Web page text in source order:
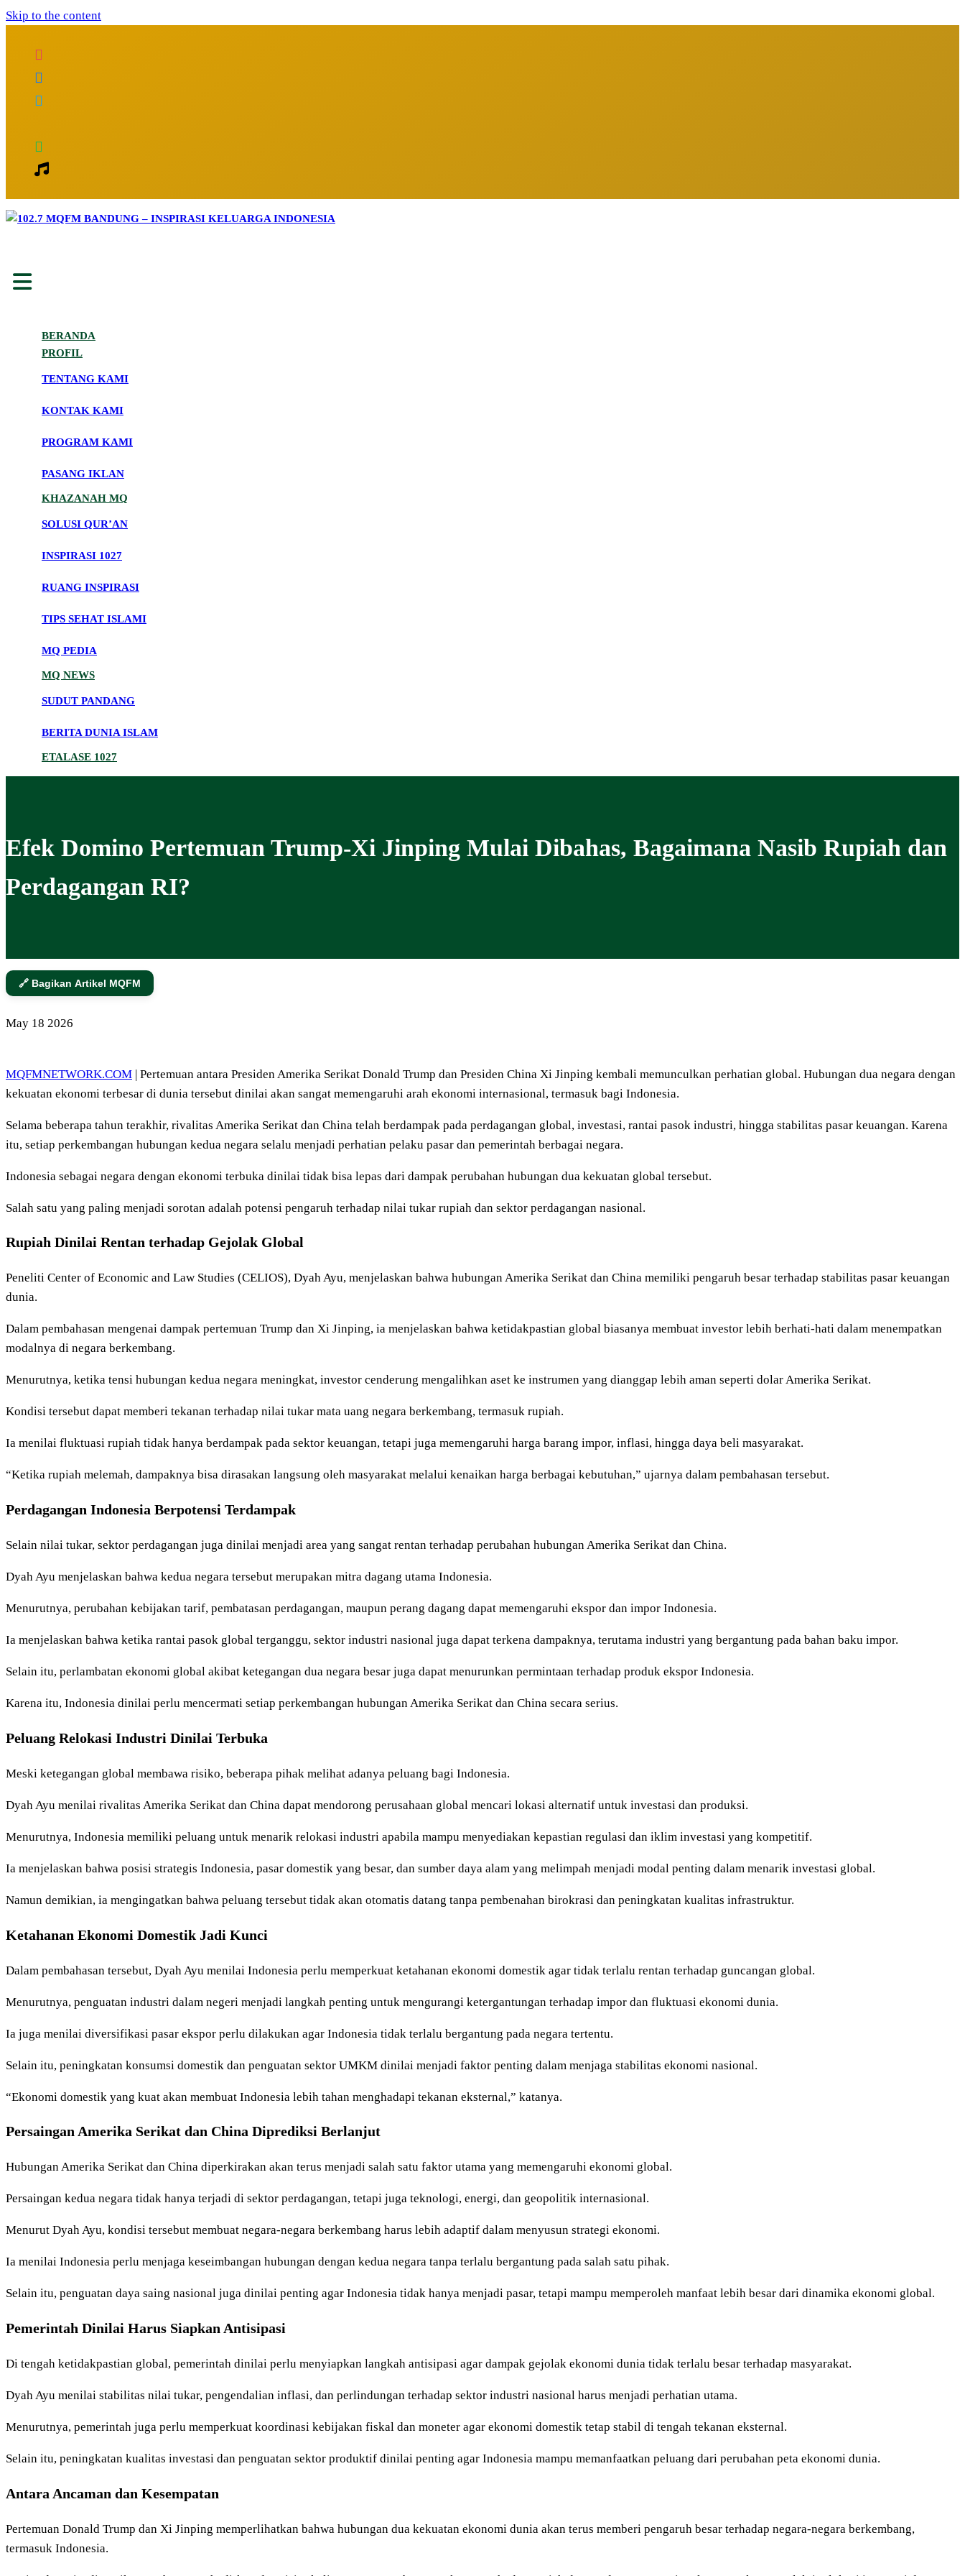
Skip to the content
BERANDA
PROFIL
TENTANG KAMI
KONTAK KAMI
PROGRAM KAMI
PASANG IKLAN
KHAZANAH MQ
SOLUSI QUR’AN
INSPIRASI 1027
RUANG INSPIRASI
TIPS SEHAT ISLAMI
MQ PEDIA
MQ NEWS
SUDUT PANDANG
BERITA DUNIA ISLAM
ETALASE 1027
Efek Domino Pertemuan Trump-Xi Jinping Mulai Dibahas, Bagaimana Nasib Rupiah dan
Perdagangan RI?
🔗 Bagikan Artikel MQFM
May 18 2026
MQFMNETWORK.COM | Pertemuan antara Presiden Amerika Serikat Donald Trump dan Presiden China Xi Jinping kembali memunculkan perhatian global. Hubungan dua negara dengan
kekuatan ekonomi terbesar di dunia tersebut dinilai akan sangat memengaruhi arah ekonomi internasional, termasuk bagi Indonesia.
Selama beberapa tahun terakhir, rivalitas Amerika Serikat dan China telah berdampak pada perdagangan global, investasi, rantai pasok industri, hingga stabilitas pasar keuangan. Karena
itu, setiap perkembangan hubungan kedua negara selalu menjadi perhatian pelaku pasar dan pemerintah berbagai negara.
Indonesia sebagai negara dengan ekonomi terbuka dinilai tidak bisa lepas dari dampak perubahan hubungan dua kekuatan global tersebut.
Salah satu yang paling menjadi sorotan adalah potensi pengaruh terhadap nilai tukar rupiah dan sektor perdagangan nasional.
Rupiah Dinilai Rentan terhadap Gejolak Global
Peneliti Center of Economic and Law Studies (CELIOS), Dyah Ayu, menjelaskan bahwa hubungan Amerika Serikat dan China memiliki pengaruh besar terhadap stabilitas pasar keuangan
dunia.
Dalam pembahasan mengenai dampak pertemuan Trump dan Xi Jinping, ia menjelaskan bahwa ketidakpastian global biasanya membuat investor lebih berhati-hati dalam menempatkan
modalnya di negara berkembang.
Menurutnya, ketika tensi hubungan kedua negara meningkat, investor cenderung mengalihkan aset ke instrumen yang dianggap lebih aman seperti dolar Amerika Serikat.
Kondisi tersebut dapat memberi tekanan terhadap nilai tukar mata uang negara berkembang, termasuk rupiah.
Ia menilai fluktuasi rupiah tidak hanya berdampak pada sektor keuangan, tetapi juga memengaruhi harga barang impor, inflasi, hingga daya beli masyarakat.
“Ketika rupiah melemah, dampaknya bisa dirasakan langsung oleh masyarakat melalui kenaikan harga berbagai kebutuhan,” ujarnya dalam pembahasan tersebut.
Perdagangan Indonesia Berpotensi Terdampak
Selain nilai tukar, sektor perdagangan juga dinilai menjadi area yang sangat rentan terhadap perubahan hubungan Amerika Serikat dan China.
Dyah Ayu menjelaskan bahwa kedua negara tersebut merupakan mitra dagang utama Indonesia.
Menurutnya, perubahan kebijakan tarif, pembatasan perdagangan, maupun perang dagang dapat memengaruhi ekspor dan impor Indonesia.
Ia menjelaskan bahwa ketika rantai pasok global terganggu, sektor industri nasional juga dapat terkena dampaknya, terutama industri yang bergantung pada bahan baku impor.
Selain itu, perlambatan ekonomi global akibat ketegangan dua negara besar juga dapat menurunkan permintaan terhadap produk ekspor Indonesia.
Karena itu, Indonesia dinilai perlu mencermati setiap perkembangan hubungan Amerika Serikat dan China secara serius.
Peluang Relokasi Industri Dinilai Terbuka
Meski ketegangan global membawa risiko, beberapa pihak melihat adanya peluang bagi Indonesia.
Dyah Ayu menilai rivalitas Amerika Serikat dan China dapat mendorong perusahaan global mencari lokasi alternatif untuk investasi dan produksi.
Menurutnya, Indonesia memiliki peluang untuk menarik relokasi industri apabila mampu menyediakan kepastian regulasi dan iklim investasi yang kompetitif.
Ia menjelaskan bahwa posisi strategis Indonesia, pasar domestik yang besar, dan sumber daya alam yang melimpah menjadi modal penting dalam menarik investasi global.
Namun demikian, ia mengingatkan bahwa peluang tersebut tidak akan otomatis datang tanpa pembenahan birokrasi dan peningkatan kualitas infrastruktur.
Ketahanan Ekonomi Domestik Jadi Kunci
Dalam pembahasan tersebut, Dyah Ayu menilai Indonesia perlu memperkuat ketahanan ekonomi domestik agar tidak terlalu rentan terhadap guncangan global.
Menurutnya, penguatan industri dalam negeri menjadi langkah penting untuk mengurangi ketergantungan terhadap impor dan fluktuasi ekonomi dunia.
Ia juga menilai diversifikasi pasar ekspor perlu dilakukan agar Indonesia tidak terlalu bergantung pada negara tertentu.
Selain itu, peningkatan konsumsi domestik dan penguatan sektor UMKM dinilai menjadi faktor penting dalam menjaga stabilitas ekonomi nasional.
“Ekonomi domestik yang kuat akan membuat Indonesia lebih tahan menghadapi tekanan eksternal,” katanya.
Persaingan Amerika Serikat dan China Diprediksi Berlanjut
Hubungan Amerika Serikat dan China diperkirakan akan terus menjadi salah satu faktor utama yang memengaruhi ekonomi global.
Persaingan kedua negara tidak hanya terjadi di sektor perdagangan, tetapi juga teknologi, energi, dan geopolitik internasional.
Menurut Dyah Ayu, kondisi tersebut membuat negara-negara berkembang harus lebih adaptif dalam menyusun strategi ekonomi.
Ia menilai Indonesia perlu menjaga keseimbangan hubungan dengan kedua negara tanpa terlalu bergantung pada salah satu pihak.
Selain itu, penguatan daya saing nasional juga dinilai penting agar Indonesia tidak hanya menjadi pasar, tetapi mampu memperoleh manfaat lebih besar dari dinamika ekonomi global.
Pemerintah Dinilai Harus Siapkan Antisipasi
Di tengah ketidakpastian global, pemerintah dinilai perlu menyiapkan langkah antisipasi agar dampak gejolak ekonomi dunia tidak terlalu besar terhadap masyarakat.
Dyah Ayu menilai stabilitas nilai tukar, pengendalian inflasi, dan perlindungan terhadap sektor industri nasional harus menjadi perhatian utama.
Menurutnya, pemerintah juga perlu memperkuat koordinasi kebijakan fiskal dan moneter agar ekonomi domestik tetap stabil di tengah tekanan eksternal.
Selain itu, peningkatan kualitas investasi dan penguatan sektor produktif dinilai penting agar Indonesia mampu memanfaatkan peluang dari perubahan peta ekonomi dunia.
Antara Ancaman dan Kesempatan
Pertemuan Donald Trump dan Xi Jinping memperlihatkan bahwa hubungan dua kekuatan ekonomi dunia akan terus memberi pengaruh besar terhadap negara-negara berkembang,
termasuk Indonesia.